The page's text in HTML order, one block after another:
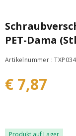
PET-Dama
Artikelnummer :
€ 7,87
Produkt auf Lager